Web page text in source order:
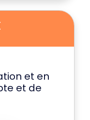
et en
et de